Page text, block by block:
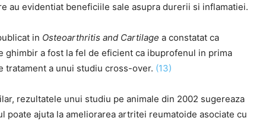
au evidentiat beneficiile sale asupra durerii si inflamatiei.
in Osteoarthritis and Cartilage a constatat ca
ghimbir a fost la fel de eficient ca ibuprofenul in prima
tratament a unui studiu cross-over. (13)
rezultatele unui studiu pe animale din 2002 sugereaza
poate ajuta la ameliorarea artritei reumatoide asociate cu